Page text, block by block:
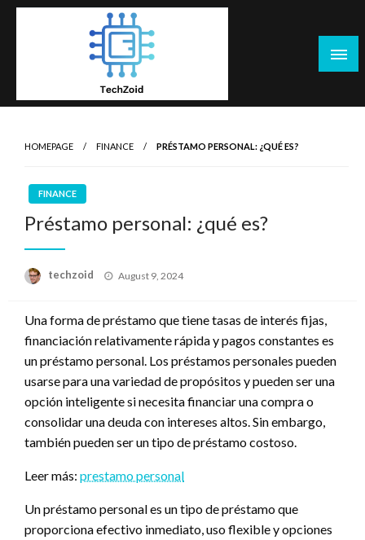
Skip
HOMEPAGE FINANCE PRÉSTAMO PERSONAL: ¿QUÉ ES?
FINANCE
Préstamo personal: ¿qué es?
techzoid
Posted
August 9, 2024
Una forma de préstamo que tiene tasas de interés fijas,
financiación relativamente rápida y pagos constantes es
un préstamo personal. Los préstamos personales pueden
usarse para una variedad de propósitos y pueden ser una
opción inteligente si necesita financiar una compra o
consolidar una deuda con intereses altos. Sin embargo,
también pueden ser un tipo de préstamo costoso.
Leer más: prestamo personal
Un préstamo personal es un tipo de préstamo que
proporciona efectivo inmediato, uso flexible y opciones